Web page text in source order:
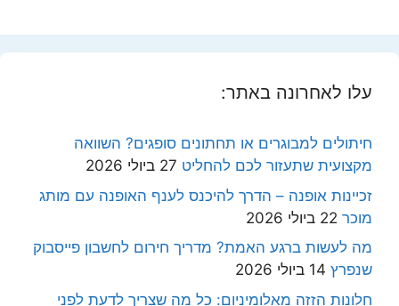
עלו לאחרונה באתר:
חיתולים למבוגרים או תחתונים סופגים? השוואה
מקצועית שתעזור לכם להחליט 27 ביולי 2026
זכיינות אופנה – הדרך להיכנס לענף האופנה עם מותג
מוכר 22 ביולי 2026
מה לעשות ברגע האמת? מדריך חירום לחשבון פייסבוק
שנפרץ 14 ביולי 2026
חלונות הזזה מאלומיניום: כל מה שצריך לדעת לפני